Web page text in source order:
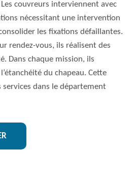
couvreurs interviennent avec
nécessitant une intervention
les fixations défaillantes.
rendez-vous, ils réalisent des
Dans chaque mission, ils
du chapeau. Cette
dans le département